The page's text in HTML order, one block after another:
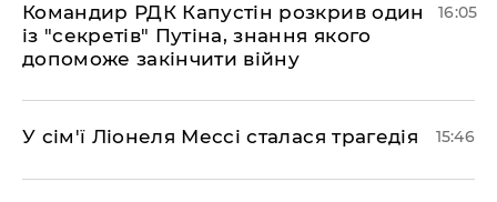
Командир РДК Капустін розкрив один
із "секретів" Путіна, знання якого
допоможе закінчити війну
16:05
У сім'ї Ліонеля Мессі сталася трагедія 15:46